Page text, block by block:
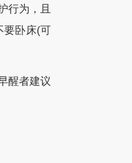
行为，且
要卧床(可
醒者建议